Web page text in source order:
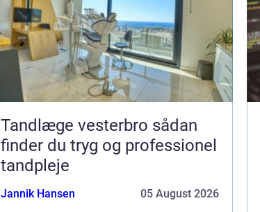
Tandlæge vesterbro sådan
finder du tryg og professionel
tandpleje
Jannik Hansen 05 August 2026